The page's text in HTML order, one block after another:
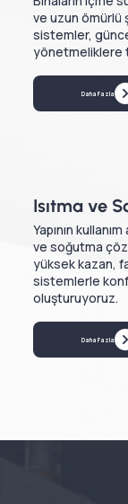
ve uzun ömürlü
sistemler,
yönetmeliklere
Daha Fazla
Isıtma ve
Yapının
ve soğutma
yüksek kazan,
sistemlerle
oluşturuyoruz.
Daha Fazla